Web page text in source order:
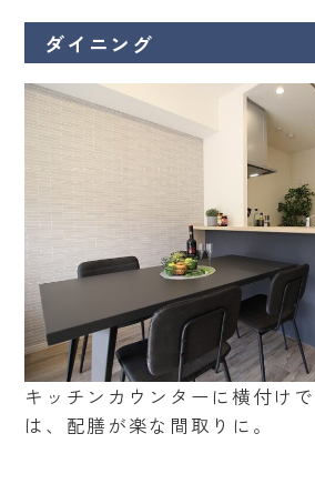
ダイニング
キッチンカウンターに横付け
は、配膳が楽な間取りに。